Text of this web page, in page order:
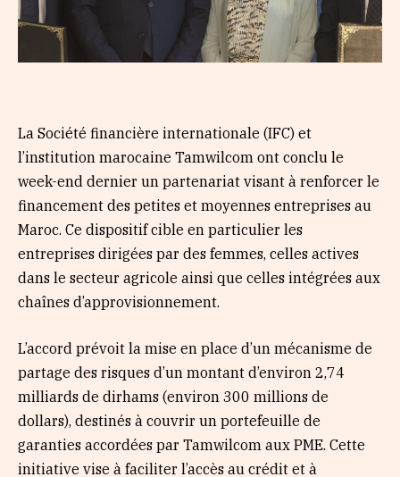
La Société financière internationale (IFC) et
l’institution marocaine Tamwilcom ont conclu le
week-end dernier un partenariat visant à renforcer le
financement des petites et moyennes entreprises au
Maroc. Ce dispositif cible en particulier les
entreprises dirigées par des femmes, celles actives
dans le secteur agricole ainsi que celles intégrées aux
chaînes d’approvisionnement.
L’accord prévoit la mise en place d’un mécanisme de
partage des risques d’un montant d’environ 2,74
milliards de dirhams (environ 300 millions de
dollars), destinés à couvrir un portefeuille de
garanties accordées par Tamwilcom aux PME. Cette
initiative vise à faciliter l’accès au crédit et à